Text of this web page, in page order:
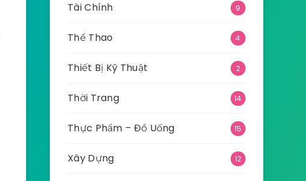
Tài Chính 9
Thể Thao 4
Thiết Bị Kỹ Thuật 2
Thời Trang 14
Thực Phẩm – Đồ Uống 15
Xây Dựng 12